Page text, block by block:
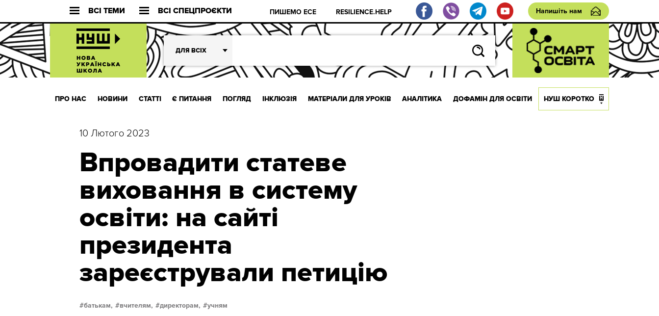
ВСІ ТЕМИ ВСІ СПЕЦПРОЄКТИ ПИШЕМО ЕСЕ RESILIENCE.HELP Напишіть нам
ДЛЯ ВСІХ
ПРО НАС НОВИНИ СТАТТІ Є ПИТАННЯ ПОГЛЯД ІНКЛЮЗІЯ МАТЕРІАЛИ ДЛЯ УРОКІВ АНАЛІТИКА ДОФАМІН ДЛЯ ОСВІТИ НУШ КОРОТКО
10 Лютого 2023
Впровадити статеве
виховання в систему
освіти: на сайті
президента
зареєстрували петицію
батькам, вчителям, директорам, учням